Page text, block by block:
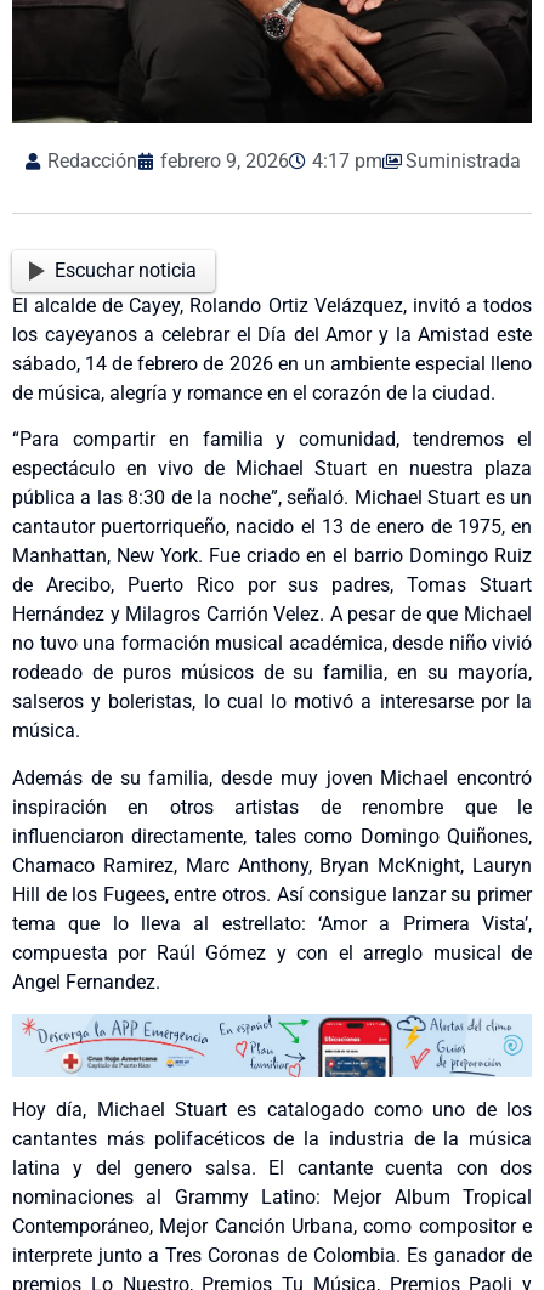
Redacción febrero 9, 2026 4:17 pm Suministrada
Escuchar noticia
El alcalde de Cayey, Rolando Ortiz Velázquez, invitó a todos
los cayeyanos a celebrar el Día del Amor y la Amistad este
sábado, 14 de febrero de 2026 en un ambiente especial lleno
de música, alegría y romance en el corazón de la ciudad.
“Para compartir en familia y comunidad, tendremos el
espectáculo en vivo de Michael Stuart en nuestra plaza
pública a las 8:30 de la noche”, señaló. Michael Stuart es un
cantautor puertorriqueño, nacido el 13 de enero de 1975, en
Manhattan, New York. Fue criado en el barrio Domingo Ruiz
de Arecibo, Puerto Rico por sus padres, Tomas Stuart
Hernández y Milagros Carrión Velez. A pesar de que Michael
no tuvo una formación musical académica, desde niño vivió
rodeado de puros músicos de su familia, en su mayoría,
salseros y boleristas, lo cual lo motivó a interesarse por la
música.
Además de su familia, desde muy joven Michael encontró
inspiración en otros artistas de renombre que le
influenciaron directamente, tales como Domingo Quiñones,
Chamaco Ramirez, Marc Anthony, Bryan McKnight, Lauryn
Hill de los Fugees, entre otros. Así consigue lanzar su primer
tema que lo lleva al estrellato: ‘Amor a Primera Vista’,
compuesta por Raúl Gómez y con el arreglo musical de
Angel Fernandez.
Hoy día, Michael Stuart es catalogado como uno de los
cantantes más polifacéticos de la industria de la música
latina y del genero salsa. El cantante cuenta con dos
nominaciones al Grammy Latino: Mejor Album Tropical
Contemporáneo, Mejor Canción Urbana, como compositor e
interprete junto a Tres Coronas de Colombia. Es ganador de
premios Lo Nuestro, Premios Tu Música, Premios Paoli y